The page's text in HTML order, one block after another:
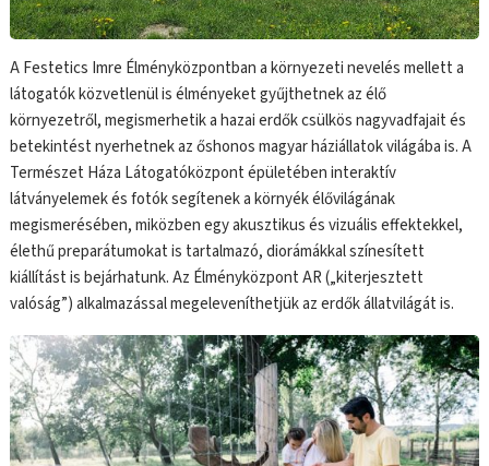
A Festetics Imre Élményközpontban a környezeti nevelés mellett a
látogatók közvetlenül is élményeket gyűjthetnek az élő
környezetről, megismerhetik a hazai erdők csülkös nagyvadfajait és
betekintést nyerhetnek az őshonos magyar háziállatok világába is. A
Természet Háza Látogatóközpont épületében interaktív
látványelemek és fotók segítenek a környék élővilágának
megismerésében, miközben egy akusztikus és vizuális effektekkel,
élethű preparátumokat is tartalmazó, diorámákkal színesített
kiállítást is bejárhatunk. Az Élményközpont AR („kiterjesztett
valóság”) alkalmazással megeleveníthetjük az erdők állatvilágát is.